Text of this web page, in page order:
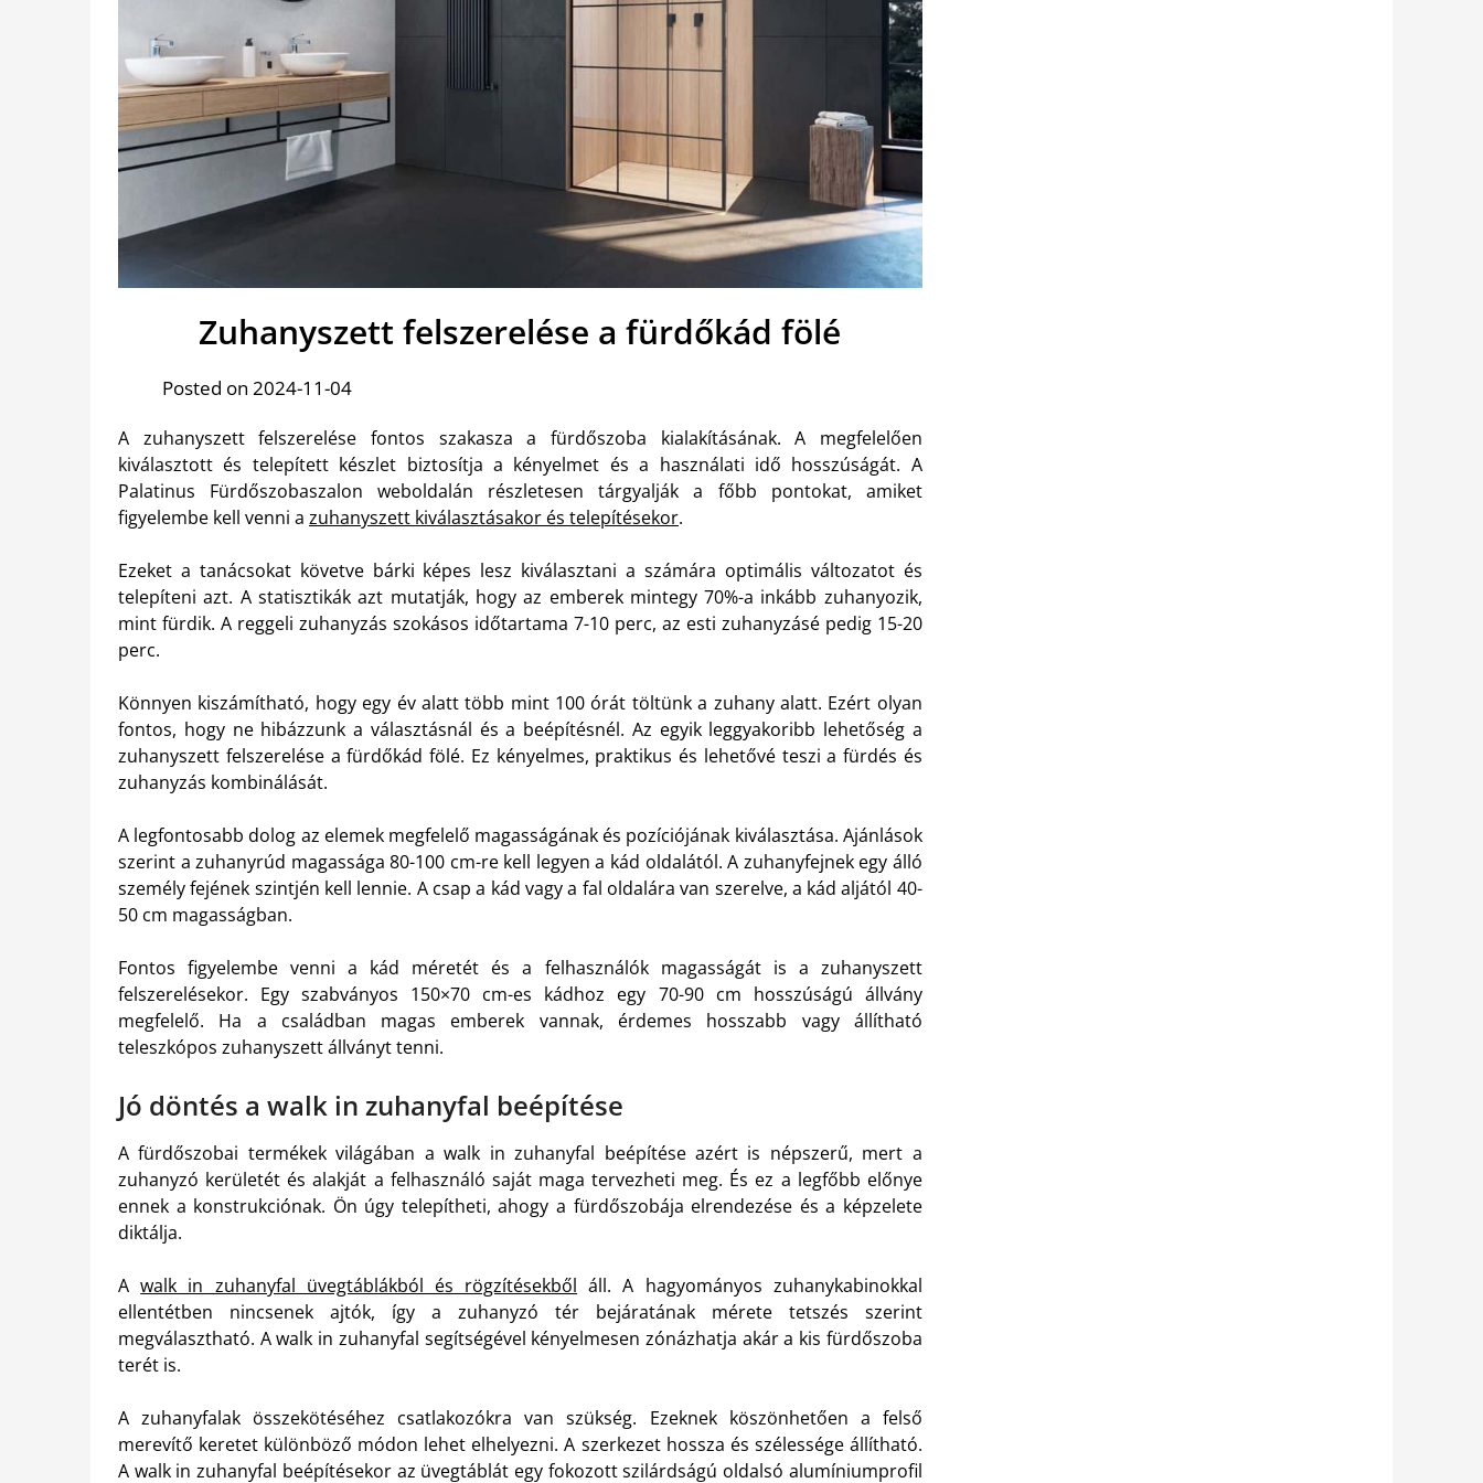
Zuhanyszett felszerelése a fürdőkád fölé
Posted on 2024-11-04
A zuhanyszett felszerelése fontos szakasza a fürdőszoba kialakításának. A megfelelően
kiválasztott és telepített készlet biztosítja a kényelmet és a használati idő hosszúságát. A
Palatinus Fürdőszobaszalon weboldalán részletesen tárgyalják a főbb pontokat, amiket
figyelembe kell venni a zuhanyszett kiválasztásakor és telepítésekor.
Ezeket a tanácsokat követve bárki képes lesz kiválasztani a számára optimális változatot és
telepíteni azt. A statisztikák azt mutatják, hogy az emberek mintegy 70%-a inkább zuhanyozik,
mint fürdik. A reggeli zuhanyzás szokásos időtartama 7-10 perc, az esti zuhanyzásé pedig 15-20
perc.
Könnyen kiszámítható, hogy egy év alatt több mint 100 órát töltünk a zuhany alatt. Ezért olyan
fontos, hogy ne hibázzunk a választásnál és a beépítésnél. Az egyik leggyakoribb lehetőség a
zuhanyszett felszerelése a fürdőkád fölé. Ez kényelmes, praktikus és lehetővé teszi a fürdés és
zuhanyzás kombinálását.
A legfontosabb dolog az elemek megfelelő magasságának és pozíciójának kiválasztása. Ajánlások
szerint a zuhanyrúd magassága 80-100 cm-re kell legyen a kád oldalától. A zuhanyfejnek egy álló
személy fejének szintjén kell lennie. A csap a kád vagy a fal oldalára van szerelve, a kád aljától 40-
50 cm magasságban.
Fontos figyelembe venni a kád méretét és a felhasználók magasságát is a zuhanyszett
felszerelésekor. Egy szabványos 150×70 cm-es kádhoz egy 70-90 cm hosszúságú állvány
megfelelő. Ha a családban magas emberek vannak, érdemes hosszabb vagy állítható
teleszkópos zuhanyszett állványt tenni.
Jó döntés a walk in zuhanyfal beépítése
A fürdőszobai termékek világában a walk in zuhanyfal beépítése azért is népszerű, mert a
zuhanyzó kerületét és alakját a felhasználó saját maga tervezheti meg. És ez a legfőbb előnye
ennek a konstrukciónak. Ön úgy telepítheti, ahogy a fürdőszobája elrendezése és a képzelete
diktálja.
Awalk in zuhanyfal üvegtáblákból és rögzítésekből áll. A hagyományos zuhanykabinokkal
ellentétben nincsenek ajtók, így a zuhanyzó tér bejáratának mérete tetszés szerint
megválasztható. A walk in zuhanyfal segítségével kényelmesen zónázhatja akár a kis fürdőszoba
terét is.
A zuhanyfalak összekötéséhez csatlakozókra van szükség. Ezeknek köszönhetően a felső
merevítő keretet különböző módon lehet elhelyezni. A szerkezet hossza és szélessége állítható.
A walk in zuhanyfal beépítésekor az üvegtáblát egy fokozott szilárdságú oldalsó alumíniumprofil